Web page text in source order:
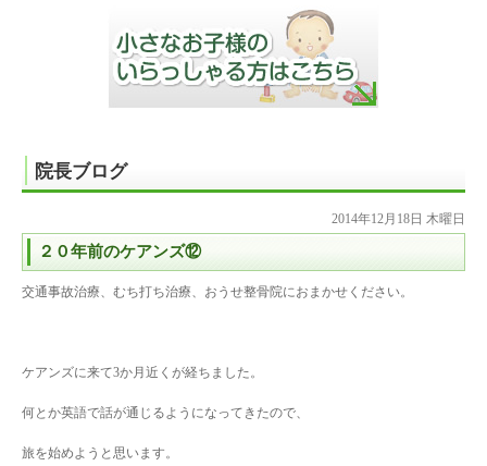
院長ブログ
2014年12月18日 木曜日
２０年前のケアンズ⑫
交通事故治療、むち打ち治療、おうせ整骨院におまかせください。
ケアンズに来て3か月近くが経ちました。
何とか英語で話が通じるようになってきたので、
旅を始めようと思います。